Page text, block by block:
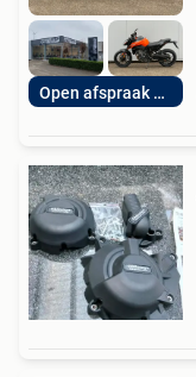
Open afspraak 7op7